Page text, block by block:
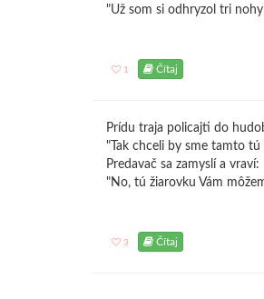
"Už som si odhryzol tri
1 Čítaj
Prídu traja policajti do
"Tak chceli by sme tamto
Predavač sa zamyslí a vraví:
"No, tú žiarovku Vám
3 Čítaj